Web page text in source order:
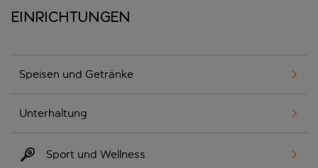
Einrichtungen
Speisen und Getränke
Unterhaltung
Sport und Wellness